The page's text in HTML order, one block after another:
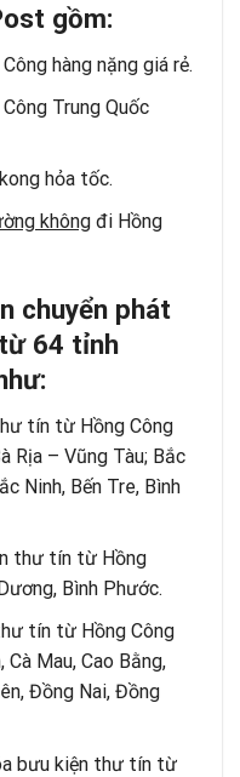
gồm:
hàng nặng giá rẻ.
Trung Quốc
hỏa tốc.
khôngđi Hồng
chuyển phát
64 tỉnh
tín từ Hồng Công
Rịa – Vũng Tàu; Bắc
Ninh, Bến Tre, Bình
thư tín từ Hồng
Bình Phước.
tín từ Hồng Công
Mau, Cao Bằng,
Đồng Nai, Đồng
bưu kiện thư tín từ